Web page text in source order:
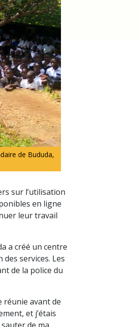
de Bududa,
sur l’utilisation
en ligne
leur travail
a créé un centre
services. Les
de la police du
réunie avant de
et j’étais